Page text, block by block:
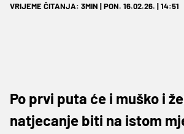
VRIJEME ČITANJA: 3MIN | PON. 16.02.26. | 14:51
Po prvi puta će i muško i
natjecanje biti na istom